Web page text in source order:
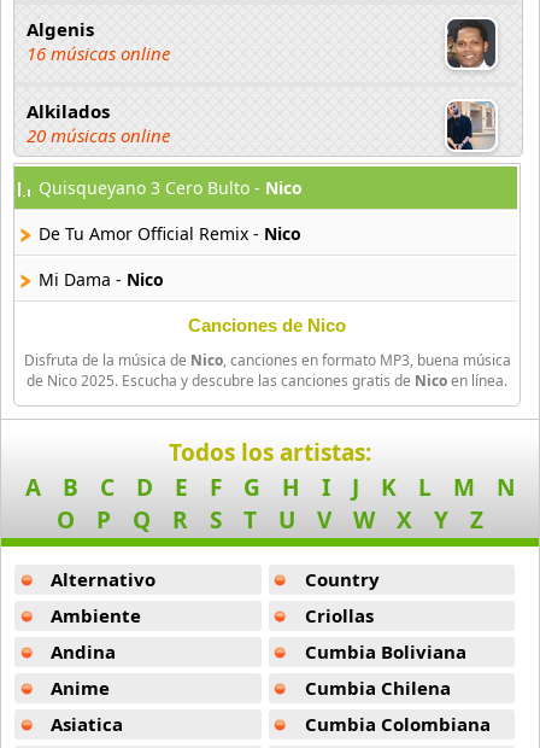
Algenis
16 músicas online
Alkilados
20 músicas online
Andy Boy
42 músicas online
Angel Olmos
9 músicas online
Anonimus
20 músicas online
Anton La Voz De Oro
Anuel Aa
257 músicas online
Arcangel
416 músicas online
Arcangel Y De La Ghetto
Quisqueyano 3 Cero Bulto - Nico
De Tu Amor Official Remix - Nico
Mi Dama - Nico
Canciones de Nico
Disfruta de la música de Nico, canciones en formato MP3, buena música
de Nico 2025. Escucha y descubre las canciones gratis de Nicoen línea.
Todos los artistas:
A
B C D E F G H I J K L M
N
O
P Q R S T U V W X Y Z
Alternativo
Ambiente
Andina
Anime
Asiatica
Country
Criollas
Cumbia Boliviana
Cumbia Chilena
Cumbia Colombiana